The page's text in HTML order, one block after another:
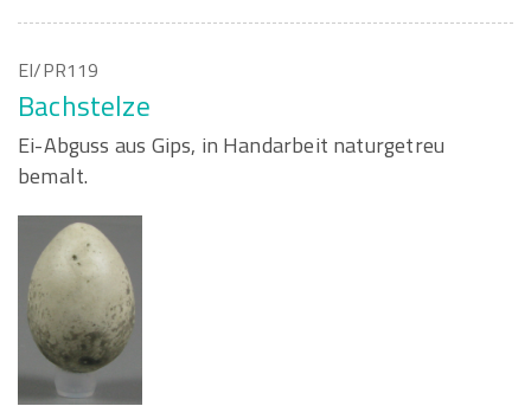
EI/PR119
Bachstelze
Ei-Abguss aus Gips, in Handarbeit naturgetreu
bemalt.